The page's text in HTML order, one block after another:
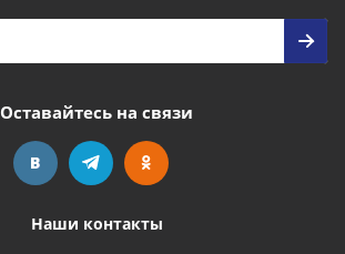
Оставайтесь на связи
Наши контакты